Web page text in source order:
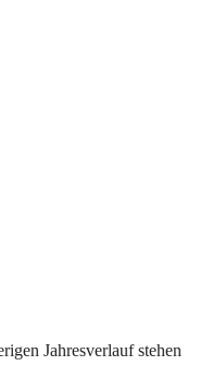
Jahresverlauf stehen